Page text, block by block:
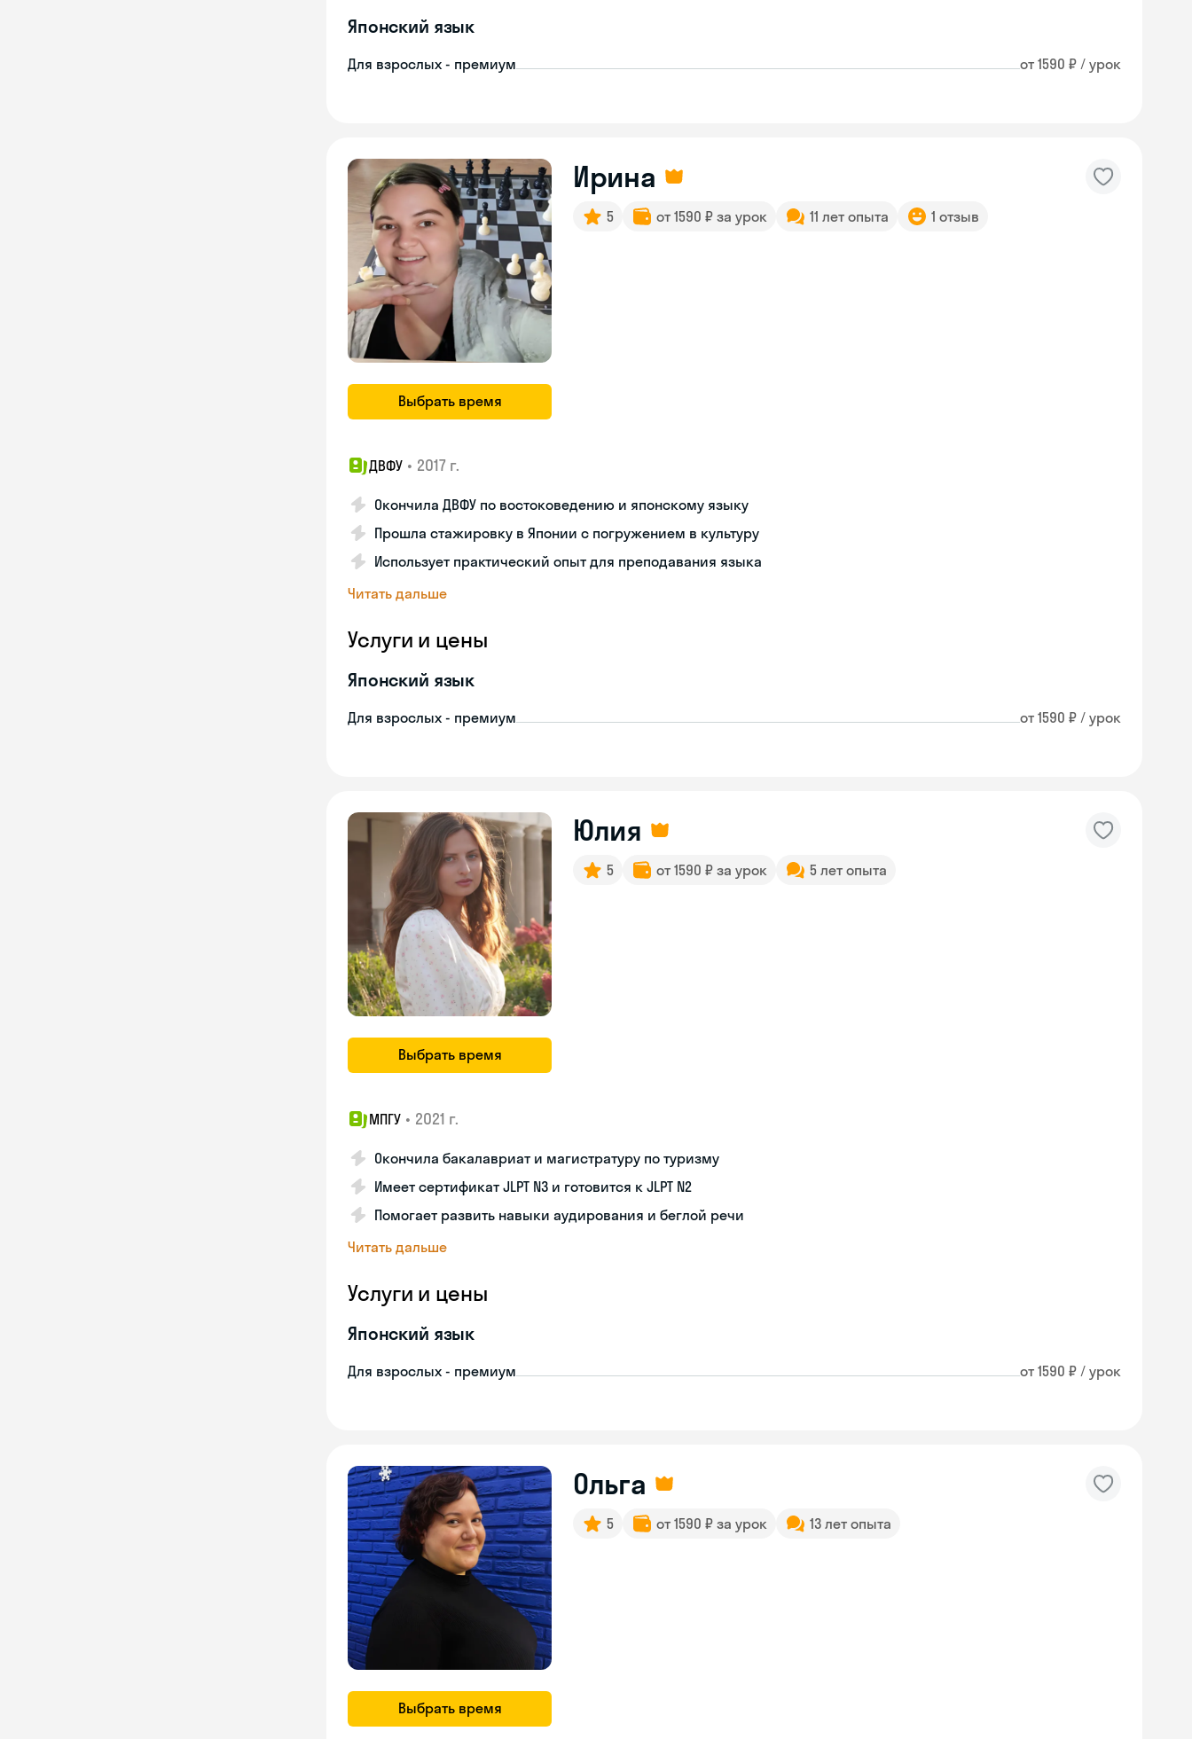
Японский язык
Для взрослых - премиум от 1590 ₽ / урок
Выбрать время
Ирина
5 от 1590 ₽ за урок 11 лет опыта 1 отзыв
ДВФУ • 2017 г.
Окончила ДВФУ по востоковедению и японскому языку
Прошла стажировку в Японии с погружением в культуру
Использует практический опыт для преподавания языка
Читать дальше
Услуги и цены
Японский язык
Для взрослых - премиум от 1590 ₽ / урок
Выбрать время
Юлия
5 от 1590 ₽ за урок 5 лет опыта
МПГУ • 2021 г.
Окончила бакалавриат и магистратуру по туризму
Имеет сертификат JLPT N3 и готовится к JLPT N2
Помогает развить навыки аудирования и беглой речи
Читать дальше
Услуги и цены
Японский язык
Для взрослых - премиум от 1590 ₽ / урок
Выбрать время
Ольга
5 от 1590 ₽ за урок 13 лет опыта